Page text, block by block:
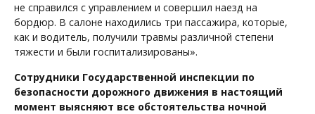
не справился с управлением и совершил наезд на
бордюр. В салоне находились три пассажира, которые,
как и водитель, получили травмы различной степени
тяжести и были госпитализированы».
Сотрудники Государственной инспекции по
безопасности дорожного движения в настоящий
момент выясняют все обстоятельства ночной